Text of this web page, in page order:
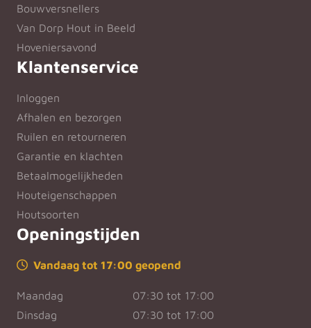
Bouwversnellers
Van Dorp Hout in Beeld
Hoveniersavond
Klantenservice
Inloggen
Afhalen en bezorgen
Ruilen en retourneren
Garantie en klachten
Betaalmogelijkheden
Houteigenschappen
Houtsoorten
Openingstijden
Vandaag tot 17:00 geopend
Maandag
07:30 tot 17:00
Dinsdag
07:30 tot 17:00